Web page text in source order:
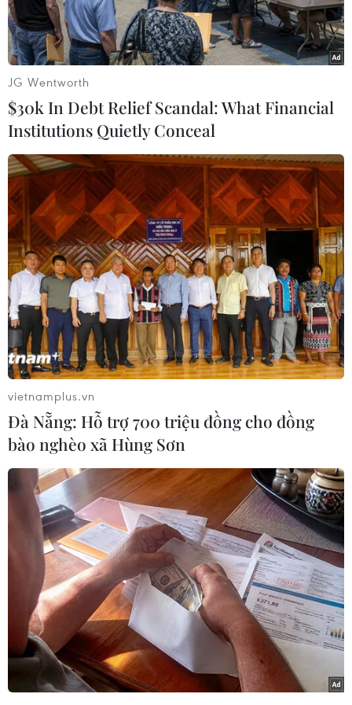
Tàu thuyền neo đậu tránh áp thấp nhiệt đới. (Ảnh minh họa.
Nguồn: TTXVN)
Ngày 17/11, Văn phòng Ban Chỉ đạo Trung ương
về phòng chống thiên tai và Văn phòng Ủy ban
Quốc gia Ứng phó sự cố thiên tai và Tìm kiếm
cứu nạn đã ban hành Công điện số 55.
Công điện được gửi tới Ban Chỉ huy Phòng
chống thiên tai và Tìm kiếm cứu nạn các tỉnh,
thành phố từ Bình Định đến Kiên Giang; Ban
Chỉ huy Phòng chống thiên tai và Tìm kiếm cứu
nạn các Bộ Quốc phòng, Giao thông Vận tải,
Ngoại giao, Tài nguyên và Môi trường, Thông
tin và Truyền thông, Nông nghiệp và Phát triển
nông thôn; Thông tấn xã Việt Nam, Đài Truyền
hình Việt Nam, Đài tiếng nói Việt Nam, Hệ
thống Đài Thông tin duyên hải.
Để chủ động ứng phó với áp thấp nhiệt đới và
mưa lớn diện rộng, Ban Chỉ đạo Trung ương về
phòng chống thiên đề nghị Ban Chỉ huy Phòng
chống thiên tai và Tìm kiếm cứu các bộ, ngành,
JG Wentworth
$30k In Debt Relief Scandal: What Financial
Institutions Quietly Conceal
vietnamplus.vn
Đà Nẵng: Hỗ trợ 700 triệu đồng cho đồng
bào nghèo xã Hùng Sơn